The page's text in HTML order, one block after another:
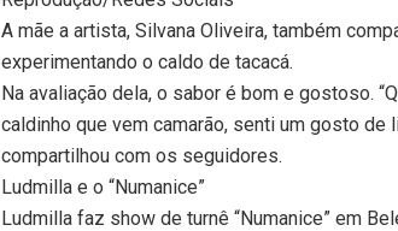
A mãe a artista, Silvana Oliveira, também
experimentando o caldo de tacacá.
Na avaliação dela, o sabor é bom e gostoso.
caldinho que vem camarão, senti um gosto de
compartilhou com os seguidores.
Ludmilla e o “Numanice”
Ludmilla faz show de turnê “Numanice” em